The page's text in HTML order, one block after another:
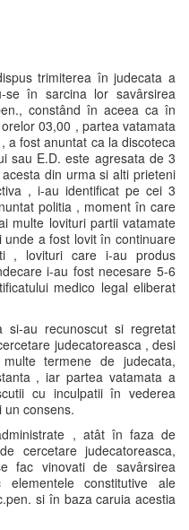
trimiterea în judecata a
se în sarcina lor savârsirea
constând în aceea ca în
03,00 , partea vatamata
a fost anuntat ca la discoteca
sau E.D. este agresata de 3
din urma si alti prieteni
, i-au identificat pe cei 3
politia , moment în care
multe lovituri partii vatamate
a fost lovit în continuare
, lovituri care i-au produs
i-au fost necesare 5-6
medico legal eliberat
au recunoscut si regretat
judecatoreasca , desi
termene de judecata,
, iar partea vatamata a
cu inculpatii în vederea
un consens.
, atât în faza de
cercetare judecatoreasca,
fac vinovati de savârsirea
constitutive ale
si în baza caruia acestia